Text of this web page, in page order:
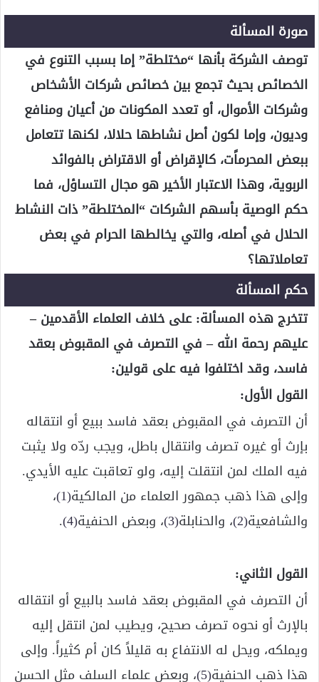
صورة المسألة
توصف الشركة بأنها “مختلطة” إما بسبب التنوع في
الخصائص بحيث تجمع بين خصائص شركات الأشخاص
وشركات الأموال، أو تعدد المكونات من أعيان ومنافع
وديون، وإما لكون أصل نشاطها حلالا، لكنها تتعامل
ببعض المحرماًت، كالإقراض أو الاقتراض بالفوائد
الربوية، وهذا الاعتبار الأخير هو مجال التساؤل، فما
حكم الوصية بأسهم الشركات “المختلطة” ذات النشاط
الحلال في أصله، والتي يخالطها الحرام في بعض
تعاملاتها؟
حكم المسألة
تتخرج هذه المسألة: على خلاف العلماء الأقدمين –
عليهم رحمة الله – في التصرف في المقبوض بعقد
فاسد، وقد اختلفوا فيه على قولين:
القول الأول:
أن التصرف في المقبوض بعقد فاسد ببيع أو انتقاله
بإرث أو غيره تصرف وانتقال باطل، ويجب ردّه ولا يثبت
فيه الملك لمن انتقلت إليه، ولو تعاقبت عليه الأيدي.
وإلى هذا ذهب جمهور العلماء من المالكية(1) ،
والشافعية(2) ، والحنابلة(3) ، وبعض الحنفية(4)
.
القول الثاني:
أن التصرف في المقبوض بعقد فاسد بالبيع أو انتقاله
بالإرث أو نحوه تصرف صحيح، ويطيب لمن انتقل إليه
ويملكه، ويحل له الانتفاع به قليلاً كان أم كثيراً. وإلى
هذا ذهب الحنفية(5) ، وبعض علماء السلف مثل الحسن